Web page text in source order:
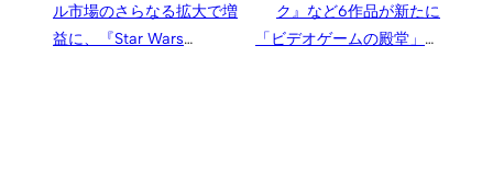
ル市場のさらなる拡大で増
益に、『Star Wars
ク』など6作品が新たに
「ビデオゲームの殿堂」入